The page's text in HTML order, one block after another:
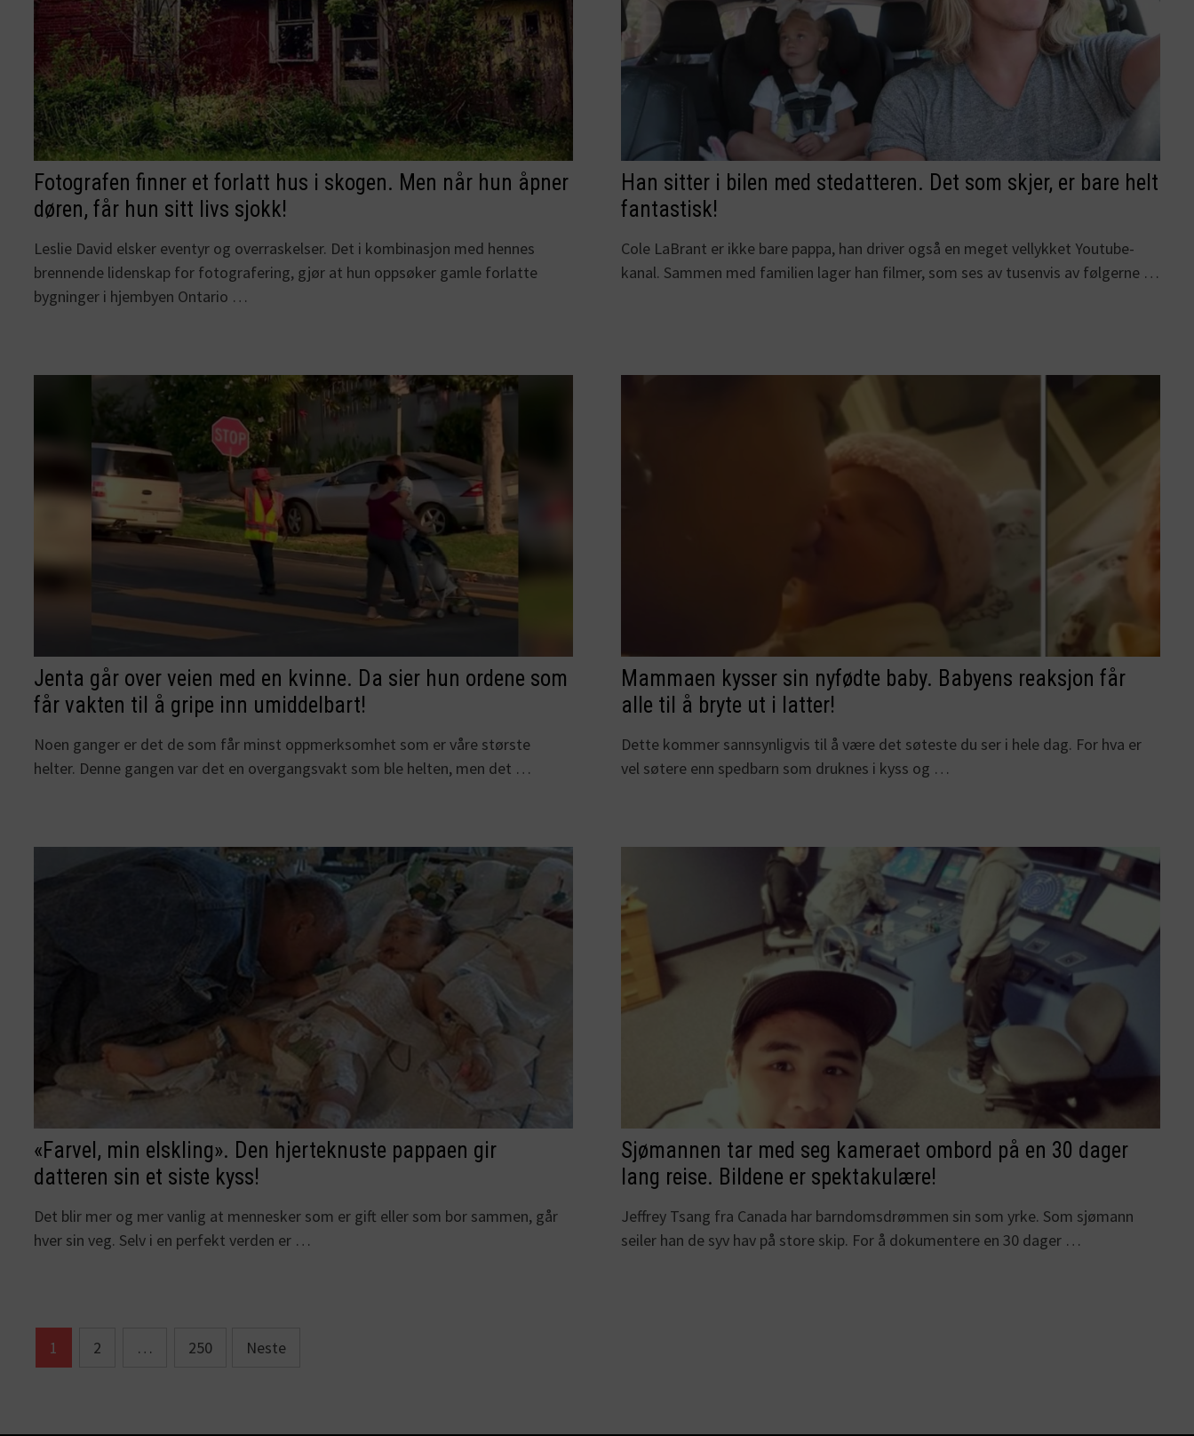
Fotografen finner et forlatt hus i skogen. Men når hun åpner
døren, får hun sitt livs sjokk!
Leslie David elsker eventyr og overraskelser. Det i kombinasjon med hennes
brennende lidenskap for fotografering, gjør at hun oppsøker gamle forlatte
bygninger i hjembyen Ontario …
Han sitter i bilen med stedatteren. Det som skjer, er bare helt
fantastisk!
Cole LaBrant er ikke bare pappa, han driver også en meget vellykket Youtube-
kanal. Sammen med familien lager han filmer, som ses av tusenvis av følgerne …
Jenta går over veien med en kvinne. Da sier hun ordene som
får vakten til å gripe inn umiddelbart!
Noen ganger er det de som får minst oppmerksomhet som er våre største
helter. Denne gangen var det en overgangsvakt som ble helten, men det …
Mammaen kysser sin nyfødte baby. Babyens reaksjon får
alle til å bryte ut i latter!
Dette kommer sannsynligvis til å være det søteste du ser i hele dag. For hva er
vel søtere enn spedbarn som druknes i kyss og …
«Farvel, min elskling». Den hjerteknuste pappaen gir
datteren sin et siste kyss!
Det blir mer og mer vanlig at mennesker som er gift eller som bor sammen, går
hver sin veg. Selv i en perfekt verden er …
Sjømannen tar med seg kameraet ombord på en 30 dager
lang reise. Bildene er spektakulære!
Jeffrey Tsang fra Canada har barndomsdrømmen sin som yrke. Som sjømann
seiler han de syv hav på store skip. For å dokumentere en 30 dager …
Sidepaginering
1 2 … 250 Neste